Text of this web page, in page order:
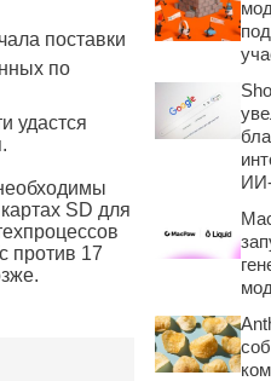
поставки
по
удастся
SD для
против 17